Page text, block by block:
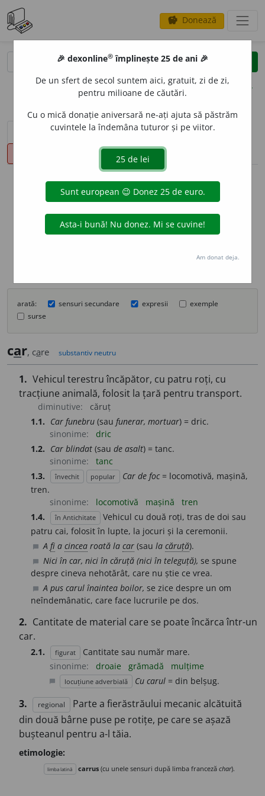
savings Donează
clear
opțiuni
sinteza definițiilor (1) definiții (34)
declinări
info
Aceste definiții sunt compilate de
echipa dexonline. Definițiile
originale se află pe filadefiniții.
Puteți reordona filele pe pagina de
arată: sensuri secundare expresii
exemple
surse
car, care substantiv neutru
1. Vehicul terestru încăpător, cu patru roți, cu
tracțiune animală, folosit la țară pentru transport.
diminutive:
căruț
1.1. Car funebru (sau funerar, mortuar) = dric.
sinonime:
dric
1.2. Car blindat (sau de asalt) = tanc.
sinonime:
tanc
1.3.
învechit popular Car de foc= locomotivă, mașină,
tren.
sinonime:
locomotivă mașină
tren
1.4.
în Antichitate
Vehicul cu două roți, tras de doi sau
patru cai, folosit în lupte, la jocuri și la ceremonii.
Afi acincea roată lacar (saulacăruță).
Nici în car, nici în căruță (nici în teleguță), se spune
despre cineva nehotărât, care nu știe ce vrea.
A pus carul înaintea boilor, se zice despre un om
neîndemânatic, care face lucrurile pe dos.
2. Cantitate de material care se poate încărca într-un
car.
2.1. figurat
Cantitate sau număr mare.
sinonime:
droaie grămadă mulțime
chat_bubble locuțiune adverbială Cu carul = din belșug.
3. regional
Parte a fierăstrăului mecanic alcătuită
din două bârne puse pe rotițe, pe care se așază
bușteanul pentru a-l tăia.
etimologie:
limba latină carrus(cu unele sensuri după limba franceză char).
🎉 dexonline® împlinește 25 de ani 🎉
De un sfert de secol suntem aici, gratuit, zi de zi,
pentru milioane de căutări.
Cu o mică donație aniversară ne-ați ajuta să păstrăm
cuvintele la îndemâna tuturor și pe viitor.
Am donat deja.